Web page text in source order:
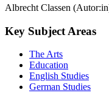
Albrecht Classen
Key Subject Areas
The Arts
Education
English Studies
German Studies